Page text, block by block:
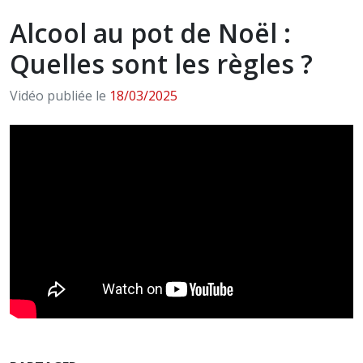
Alcool au pot de Noël :
Quelles sont les règles ?
Vidéo publiée le 18/03/2025